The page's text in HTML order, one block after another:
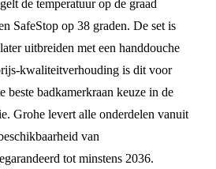
de temperatuur op de graad
SafeStop op 38 graden. De set is
uitbreiden met een handdouche
kwaliteitverhouding is dit voor
beste badkamerkraan keuze in de
Grohe levert alle onderdelen vanuit
van
tot minstens 2036.